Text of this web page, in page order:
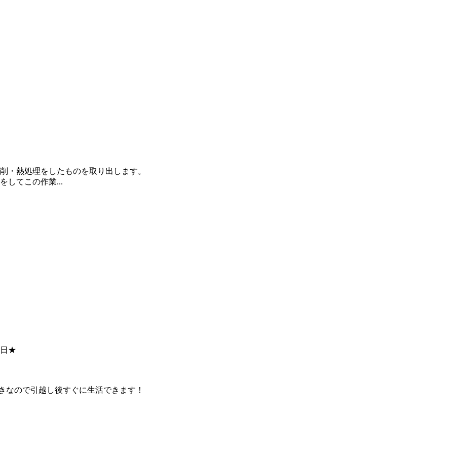
熱処理をしたものを取り出します。
してこの作業...
日★
ので引越し後すぐに生活できます！